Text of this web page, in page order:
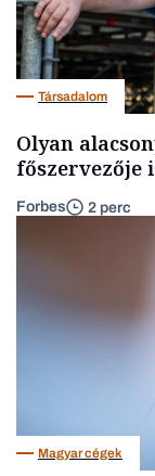
Társadalom
Olyan
főszervezője
Forbes 2 perc
Magyar cégek